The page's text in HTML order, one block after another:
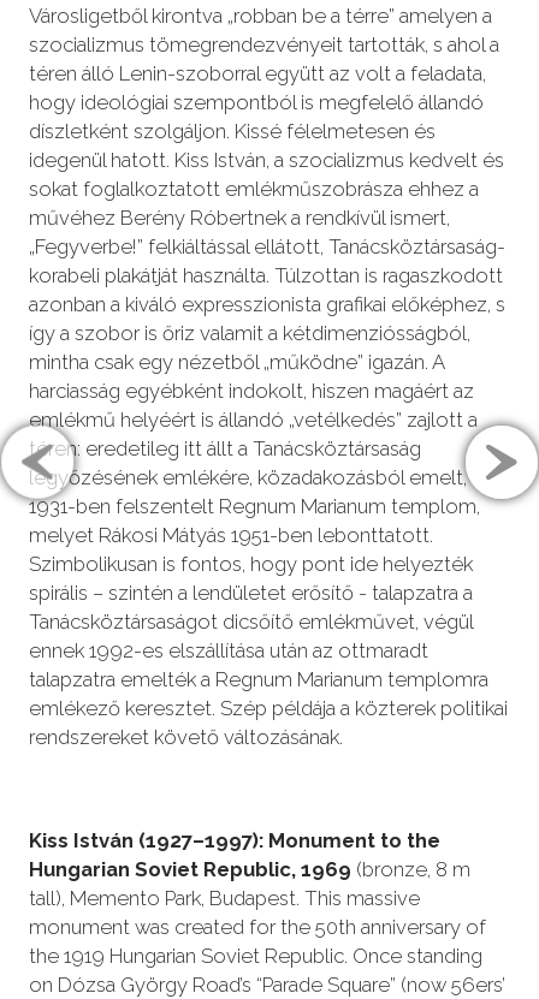
Városligetből kirontva „robban be a térre” amelyen a
szocializmus tömegrendezvényeit tartották, s ahol a
téren álló Lenin-szoborral együtt az volt a feladata,
hogy ideológiai szempontból is megfelelő állandó
díszletként szolgáljon. Kissé félelmetesen és
idegenül hatott. Kiss István, a szocializmus kedvelt és
sokat foglalkoztatott emlékműszobrásza ehhez a
művéhez Berény Róbertnek a rendkívül ismert,
„Fegyverbe!” felkiáltással ellátott, Tanácsköztársaság-
korabeli plakátját használta. Túlzottan is ragaszkodott
azonban a kiváló expresszionista grafikai előképhez, s
így a szobor is őriz valamit a kétdimenziósságból,
mintha csak egy nézetből „működne” igazán. A
harciasság egyébként indokolt, hiszen magáért az
emlékmű helyéért is állandó „vetélkedés” zajlott a
téren: eredetileg itt állt a Tanácsköztársaság
legyőzésének emlékére, közadakozásból emelt,
1931-ben felszentelt Regnum Marianum templom,
melyet Rákosi Mátyás 1951-ben lebonttatott.
Szimbolikusan is fontos, hogy pont ide helyezték
spirális – szintén a lendületet erősítő - talapzatra a
Tanácsköztársaságot dicsőítő emlékművet, végül
ennek 1992-es elszállítása után az ottmaradt
talapzatra emelték a Regnum Marianum templomra
emlékező keresztet. Szép példája a közterek politikai
rendszereket követő változásának.
Kiss István (1927–1997): Monument to the
Hungarian Soviet Republic, 1969 (bronze, 8 m
tall), Memento Park, Budapest. This massive
monument was created for the 50th anniversary of
the 1919 Hungarian Soviet Republic. Once standing
on Dózsa György Road’s “Parade Square” (now 56ers’